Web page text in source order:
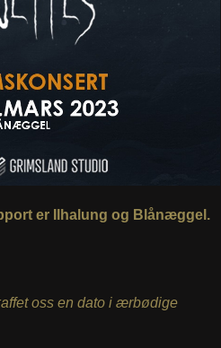
er Ilhalung og Blånæggel.
oss en dato i ærbødige